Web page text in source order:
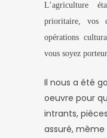
L’agriculture
prioritaire, vos
opérations
vous soyez
Il nous a été
oeuvre pour
intrants,
assuré, même